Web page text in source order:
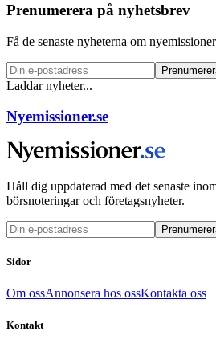
Prenumerera på nyhetsbrev
Få de senaste nyheterna om
Laddar nyheter...
Nyemissioner.se
Håll dig uppdaterad med det senaste
börsnoteringar och företagsnyheter.
Sidor
Om ossAnnonsera hos ossKontakta oss
Kontakt